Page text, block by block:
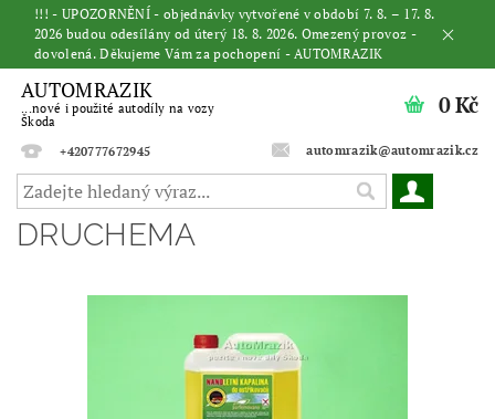
!!! - UPOZORNĚNÍ - objednávky vytvořené v období 7. 8. – 17. 8.
2026 budou odesílány od úterý 18. 8. 2026. Omezený provoz -
dovolená. Děkujeme Vám za pochopení - AUTOMRAZIK
AUTOMRAZIK
...nové i použité autodíly na vozy
Škoda
+420777672945
automrazik@automrazik.cz
0 Kč
DRUCHEMA